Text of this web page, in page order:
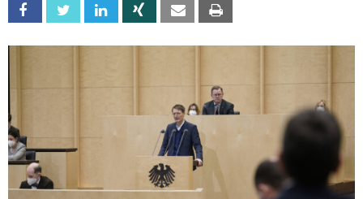
Facebook Twitter Linkedin Xing Email